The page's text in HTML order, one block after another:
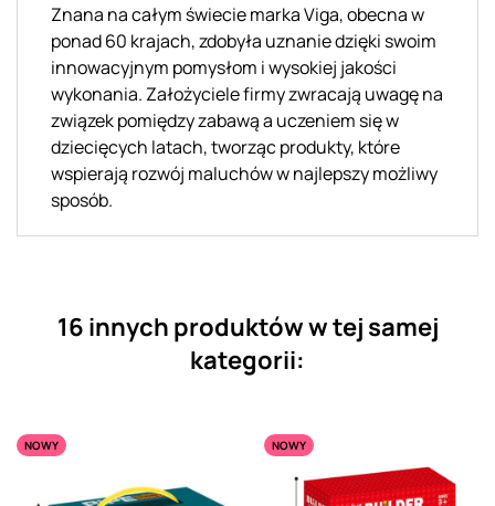
Znana na całym świecie marka Viga, obecna w
ponad 60 krajach, zdobyła uznanie dzięki swoim
innowacyjnym pomysłom i wysokiej jakości
wykonania. Założyciele firmy zwracają uwagę na
związek pomiędzy zabawą a uczeniem się w
dziecięcych latach, tworząc produkty, które
wspierają rozwój maluchów w najlepszy możliwy
sposób.
16 innych produktów w tej samej
kategorii:
NOWY NOWY